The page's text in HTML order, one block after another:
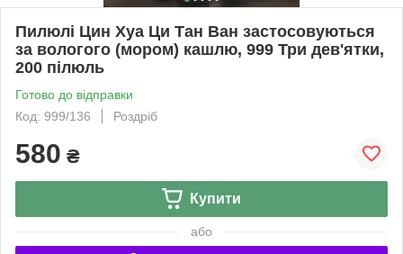
Пилюлі Цин Хуа Ци Тан Ван застосовуються
за вологого (мором) кашлю, 999 Три дев'ятки,
200 пілюль
Готово до відправки
Код: 999/136
Роздріб
580 ₴
Купити
або